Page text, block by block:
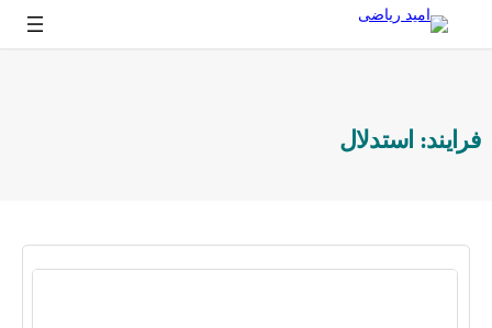
فرایند: استدلال